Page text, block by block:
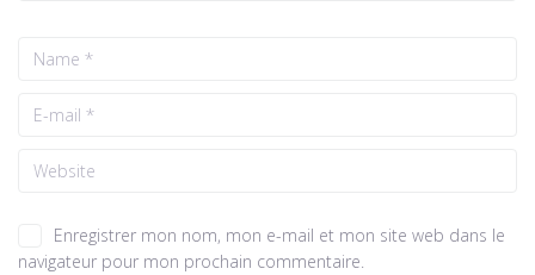
Enregistrer mon nom, mon e-mail et mon site web dans le
navigateur pour mon prochain commentaire.